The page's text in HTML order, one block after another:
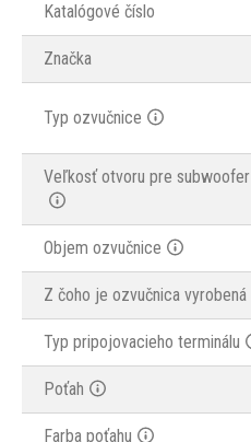
Katalógové číslo
Značka
Typ ozvučnice
Veľkosť otvoru pre subwoofer
Objem ozvučnice
Z čoho je ozvučnica vyrobená
Typ pripojovacieho terminálu
Poťah
Farba poťahu